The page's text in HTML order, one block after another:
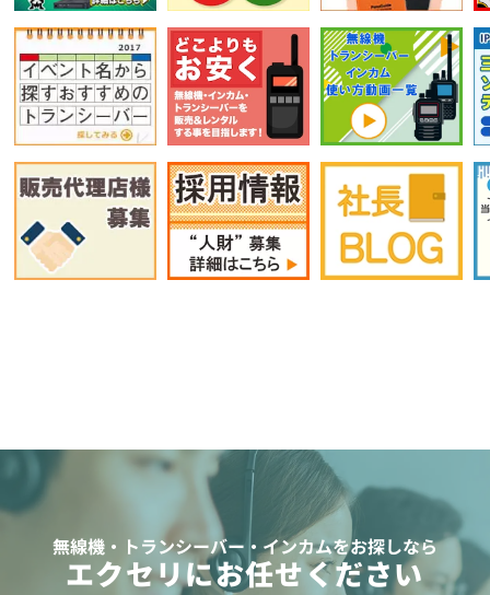
無線機・トランシーバー・インカムをお探しなら
エクセリにお任せください